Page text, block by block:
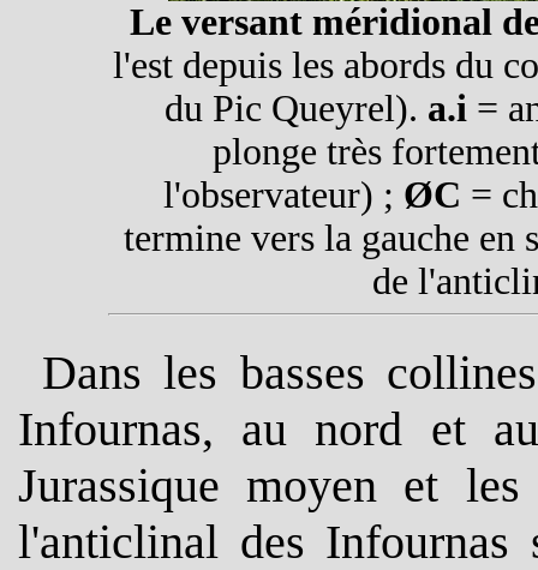
Le versant méridional
l'est depuis les abords du
du Pic Queyrel). a.i=
plonge très
l'observateur) ; ØC =
termine vers la gauche en
de
Dans les basses
Infournas, au nord et
Jurassique moyen et
l'anticlinal des Infournas